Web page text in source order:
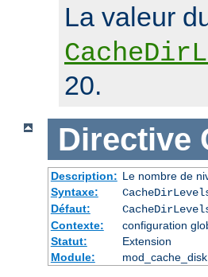
La valeur
20.
Directive
Description: Le nombre de
Syntaxe:
Défaut:
Contexte:
configuration
Statut:
Extension
Module:
mod_cache_disk